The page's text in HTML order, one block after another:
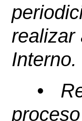
realizar
Interno.
•